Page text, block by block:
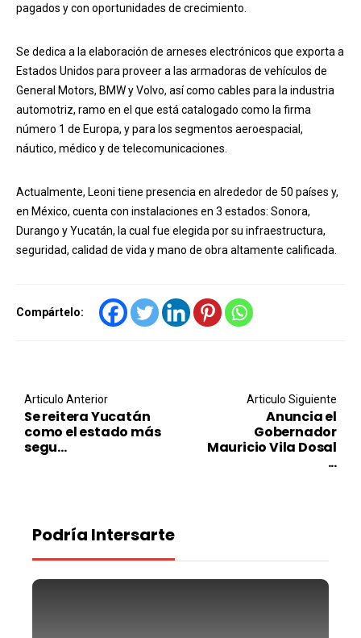
pagados y con oportunidades de crecimiento.
Se dedica a la elaboración de arneses electrónicos que exporta a
Estados Unidos para proveer a las armadoras de vehículos de
General Motors, BMW y Volvo, así como cables para la industria
automotriz, ramo en el que está catalogado como la firma
número 1 de Europa, y para los segmentos aeroespacial,
náutico, médico y de telecomunicaciones.
Actualmente, Leoni tiene presencia en alrededor de 50 países y,
en México, cuenta con instalaciones en 3 estados: Sonora,
Durango y Yucatán, la cual fue elegida por su infraestructura,
seguridad, calidad de vida y mano de obra altamente calificada.
Compártelo:
Post navigation
Articulo Anterior
Se reitera Yucatán
como el estado más
segu...
Articulo Siguiente
Anuncia el
Gobernador
Mauricio Vila Dosal
...
Podría Intersarte